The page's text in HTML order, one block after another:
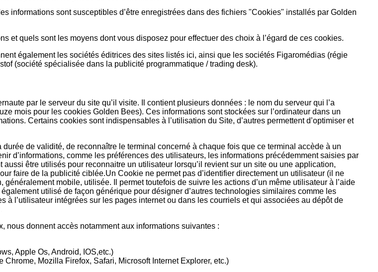
informations sont susceptibles d’être enregistrées dans des fichiers "Cookies" installés par Golden
et quels sont les moyens dont vous disposez pour effectuer des choix à l’égard de ces cookies.
également les sociétés éditrices des sites listés ici, ainsi que les sociétés Figaromédias (régie
(société spécialisée dans la publicité programmatique / trading desk).
par le serveur du site qu’il visite. Il contient plusieurs données : le nom du serveur qui l’a
mois pour les cookies Golden Bees). Ces informations sont stockées sur l’ordinateur dans un
Certains cookies sont indispensables à l’utilisation du Site, d’autres permettent d’optimiser et
de validité, de reconnaître le terminal concerné à chaque fois que ce terminal accède à un
d’informations, comme les préférences des utilisateurs, les informations précédemment saisies par
être utilisés pour reconnaitre un utilisateur lorsqu’il revient sur un site ou une application,
faire de la publicité ciblée.Un Cookie ne permet pas d’identifier directement un utilisateur (il ne
mobile, utilisée. Il permet toutefois de suivre les actions d’un même utilisateur à l’aide
utilisé de façon générique pour désigner d’autres technologies similaires comme les
l’utilisateur intégrées sur les pages internet ou dans les courriels et qui associées au dépôt de
nous donnent accès notamment aux informations suivantes :
Apple Os, Android, IOS,etc.)
Mozilla Firefox, Safari, Microsoft Internet Explorer, etc.)